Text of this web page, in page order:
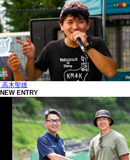
高木聖雄
NEW ENTRY